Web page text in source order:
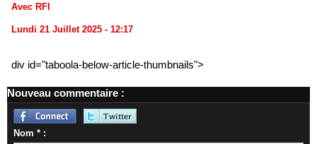
Avec RFI
Lundi 21 Juillet 2025 - 12:17
div id="taboola-below-article-thumbnails">
Nouveau commentaire :
Nom * :